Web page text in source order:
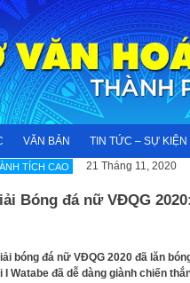
VĂN BẢN TIN TỨC – SỰ KIỆN
TÍCH CAO 21 Tháng 11, 2020
Bóng đá nữ VĐQG
bóng đá nữ VĐQG 2020 đã lăn
I Watabe đã dễ dàng giành chiến